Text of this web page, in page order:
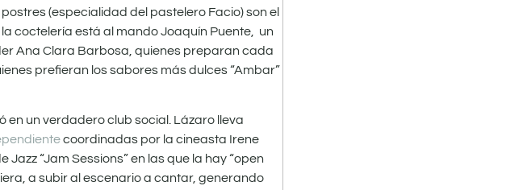
(especialidad del pastelero Facio) son el
coctelería está al mando Joaquín Puente, un
Ana Clara Barbosa, quienes preparan cada
prefieran los sabores más dulces “Ambar”
en un verdadero club social. Lázaro lleva
coordinadas por la cineasta Irene
Jazz “Jam Sessions” en las que la hay “open
a subir al escenario a cantar, generando